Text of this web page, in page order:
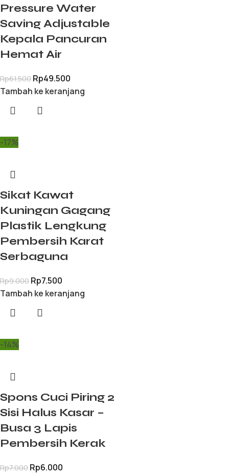
Pressure Water
Saving Adjustable
Kepala Pancuran
Hemat Air
Rp61.500 Rp49.500
Tambah ke keranjang
-17%
Sikat Kawat
Kuningan Gagang
Plastik Lengkung
Pembersih Karat
Serbaguna
Rp9.000 Rp7.500
Tambah ke keranjang
-14%
Spons Cuci Piring 2
Sisi Halus Kasar –
Busa 3 Lapis
Pembersih Kerak
Rp7.000 Rp6.000